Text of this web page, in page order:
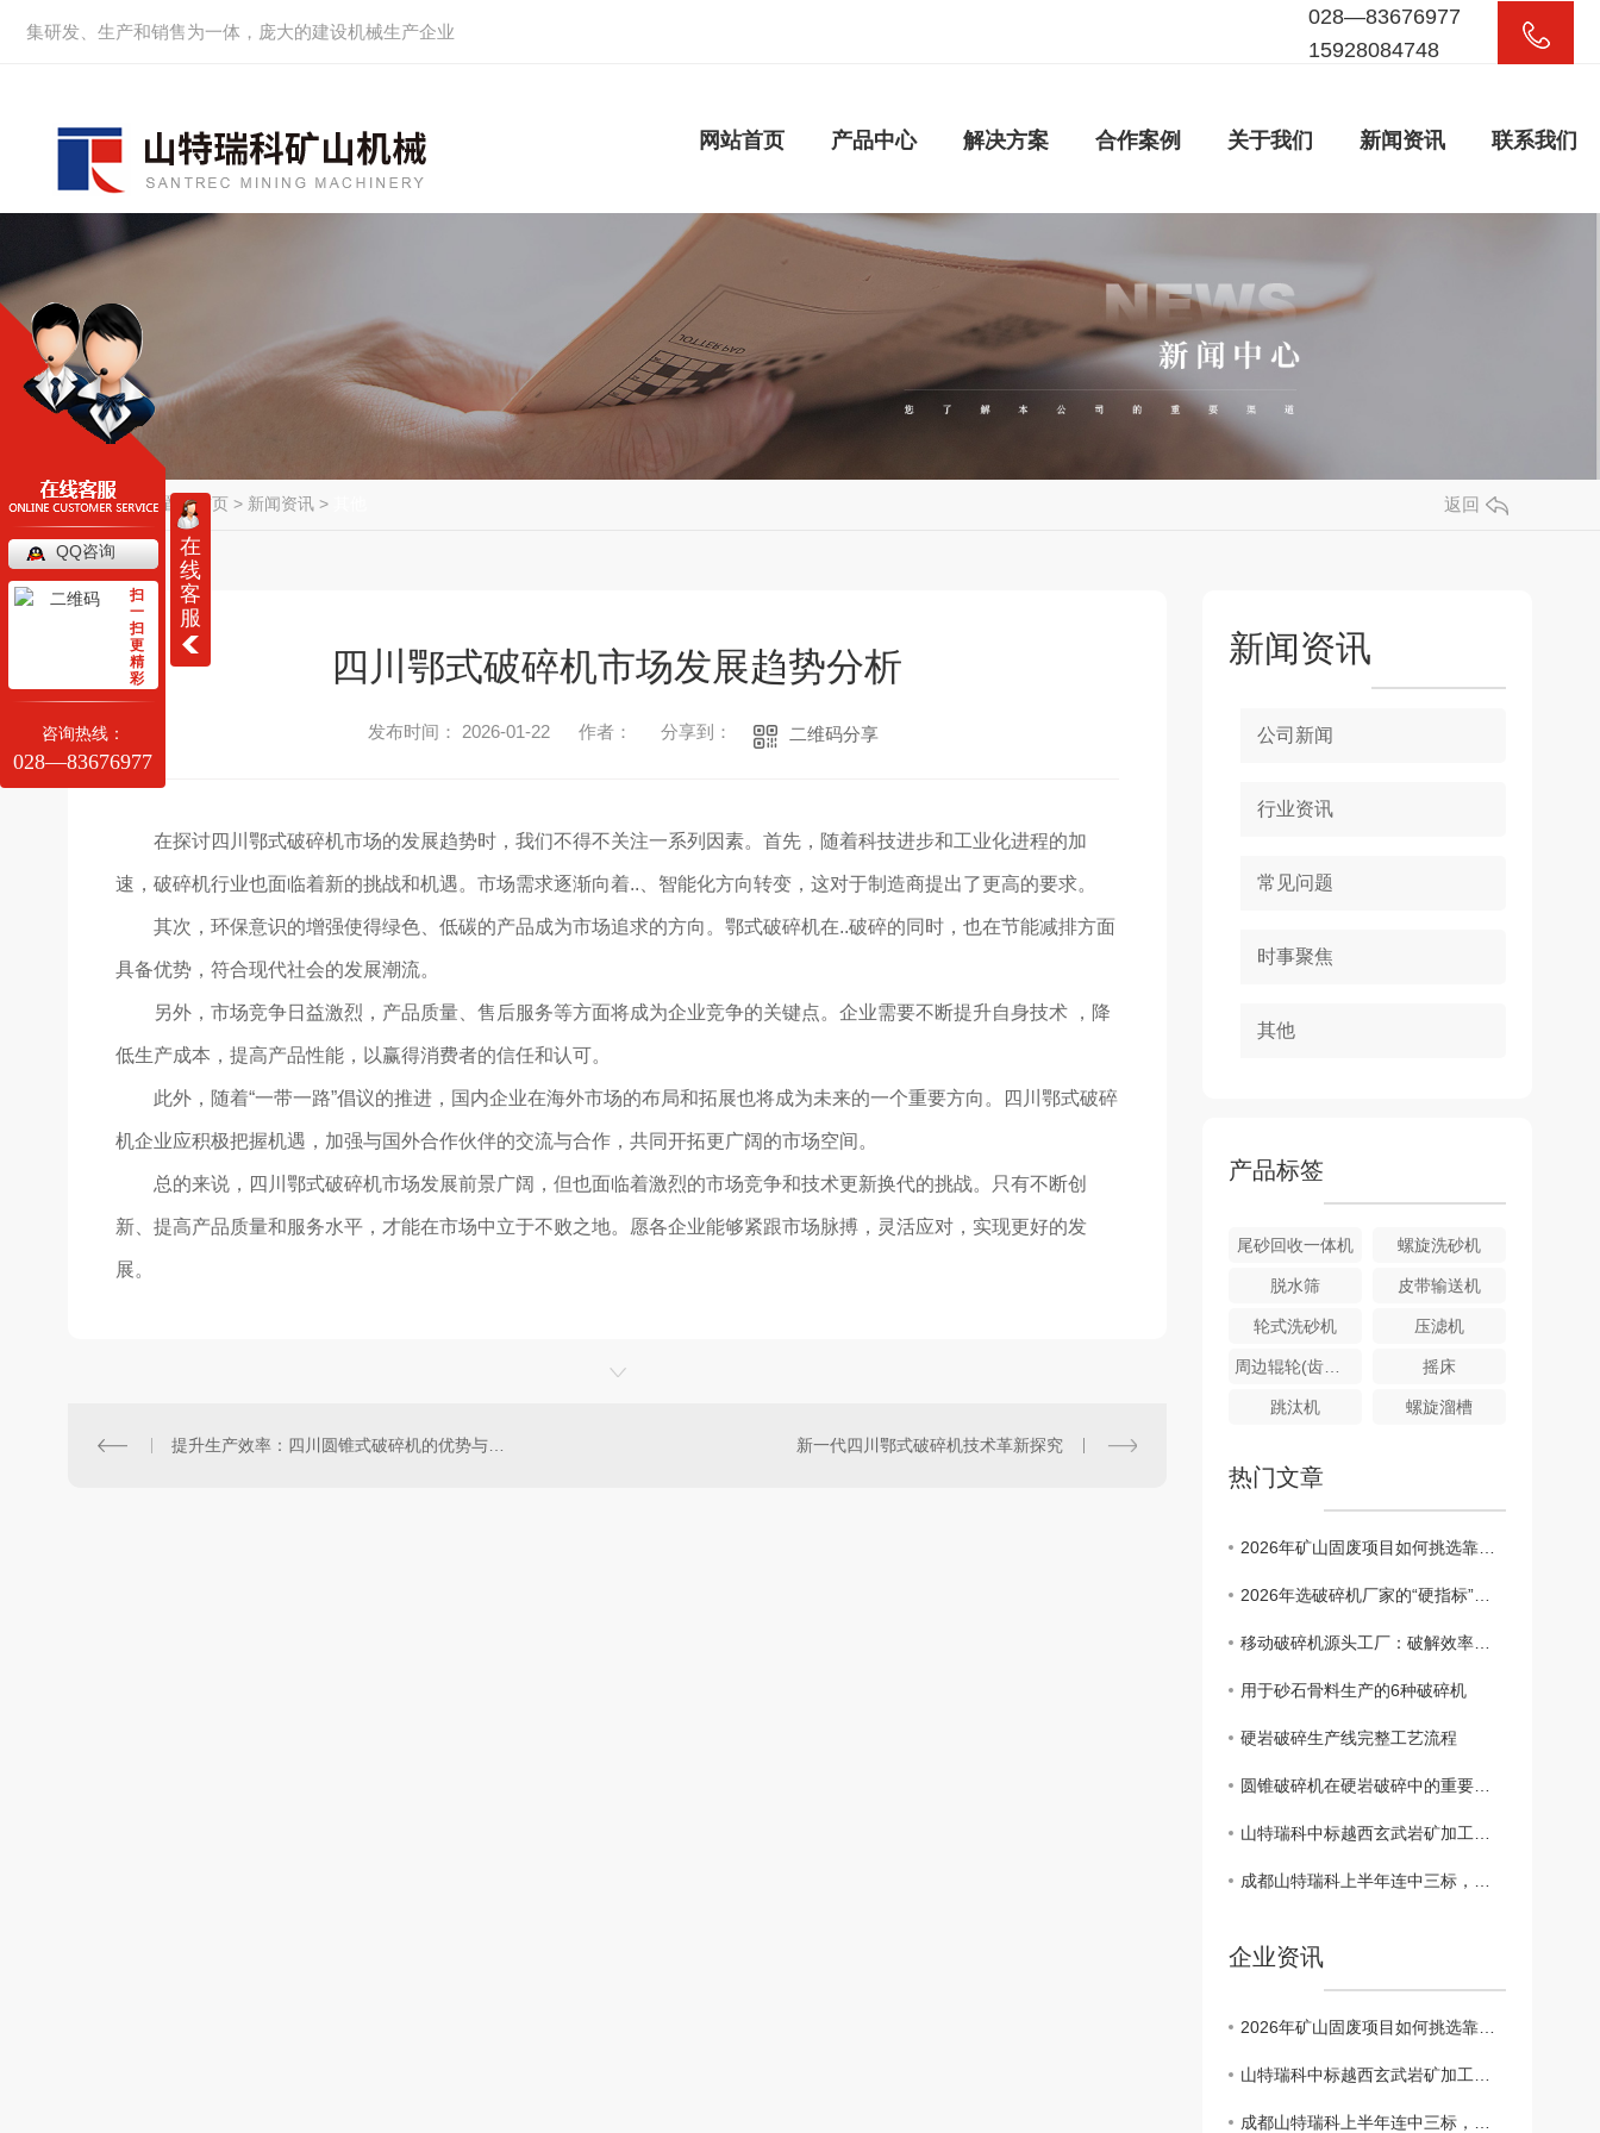
集研发、生产和销售为一体，庞大的建设机械生产企业
028—83676977
15928084748
网站首页 产品中心 解决方案 合作案例 关于我们 新闻资讯 联系我们
当前位置：首页 > 新闻资讯 > 返回
四川鄂式破碎机市场发展趋势分析
发布时间： 2026-01-22 作者： 分享到： 二维码分享
在探讨四川鄂式破碎机市场的发展趋势时，我们不得不关注一系列因素。首先，随着科技进步和工业化进程的加
速，破碎机行业也面临着新的挑战和机遇。市场需求逐渐向着..、智能化方向转变，这对于制造商提出了更高的要求。
其次，环保意识的增强使得绿色、低碳的产品成为市场追求的方向。鄂式破碎机在..破碎的同时，也在节能减排方面
具备优势，符合现代社会的发展潮流。
另外，市场竞争日益激烈，产品质量、售后服务等方面将成为企业竞争的关键点。企业需要不断提升自身技术 ，降
低生产成本，提高产品性能，以赢得消费者的信任和认可。
此外，随着“一带一路”倡议的推进，国内企业在海外市场的布局和拓展也将成为未来的一个重要方向。四川鄂式破碎
机企业应积极把握机遇，加强与国外合作伙伴的交流与合作，共同开拓更广阔的市场空间。
总的来说，四川鄂式破碎机市场发展前景广阔，但也面临着激烈的市场竞争和技术更新换代的挑战。只有不断创
新、提高产品质量和服务水平，才能在市场中立于不败之地。愿各企业能够紧跟市场脉搏，灵活应对，实现更好的发
展。
提升生产效率：四川圆锥式破碎机的优势与特点 新一代四川鄂式破碎机技术革新探究
新闻资讯
公司新闻
行业资讯
常见问题
时事聚焦
其他
产品标签
尾砂回收一体机 螺旋洗砂机
脱水筛 皮带输送机
轮式洗砂机 压滤机
周边辊轮(齿条）传动式浓缩机 摇床
跳汰机 螺旋溜槽
热门文章
2026年矿山固废项目如何挑选靠谱破碎机厂家
2026年选破碎机厂家的“硬指标”与成都山特瑞科的破局之道
移动破碎机源头工厂：破解效率低、易损快、清障慢，提供精品定制与极速服务
用于砂石骨料生产的6种破碎机
硬岩破碎生产线完整工艺流程
圆锥破碎机在硬岩破碎中的重要作用
山特瑞科中标越西玄武岩矿加工设备项目 硬岩破碎版图再添重要拼图
成都山特瑞科上半年连中三标，深耕建筑固废资源化利用赛道
企业资讯
2026年矿山固废项目如何挑选靠谱破碎机厂家
山特瑞科中标越西玄武岩矿加工设备项目 硬岩破碎版图再添重要拼图
成都山特瑞科上半年连中三标，深耕建筑固废资源化利用赛道
在
线
客
服
QQ咨询
扫
一
扫
更
精
彩
咨询热线：
028—83676977